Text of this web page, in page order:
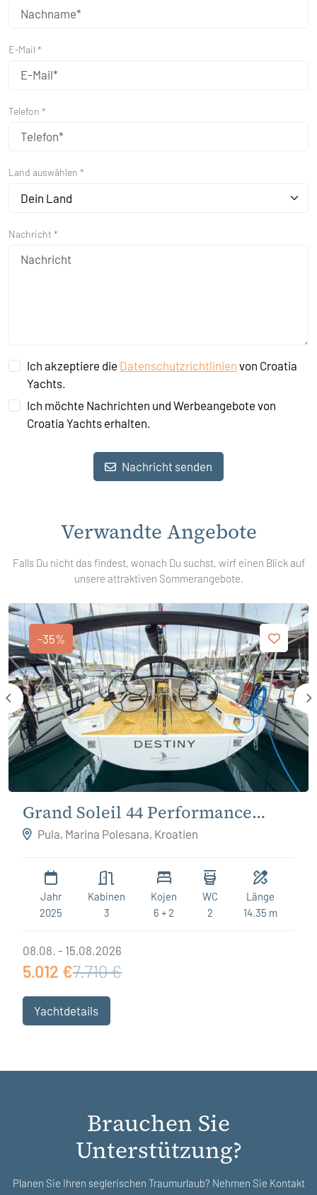
E-Mail *
Telefon *
Land auswählen *
Dein Land
Nachricht *
Ich akzeptiere die Datenschutzrichtlinien von Croatia
Yachts.
Ich möchte Nachrichten und Werbeangebote von
Croatia Yachts erhalten.
Nachricht senden
Verwandte Angebote
Falls Du nicht das findest, wonach Du suchst, wirf einen Blick auf
unsere attraktiven Sommerangebote.
-35%
Grand Soleil 44 Performance
Destiny
Pula, Marina Polesana, Kroatien
Jahr
2025
Kabinen
3
Kojen
6 + 2
WC
2
Länge
14.35 m
08.08. - 15.08.2026
5.012 €7.710 €
Yachtdetails
Brauchen Sie
Unterstützung?
Planen Sie Ihren seglerischen Traumurlaub? Nehmen Sie Kontakt